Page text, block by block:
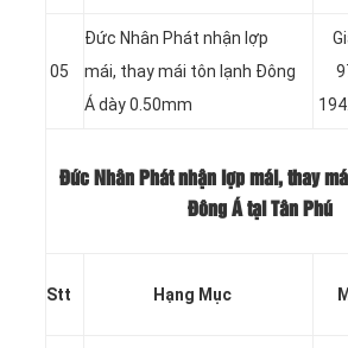
05
Đức Nhân Phát nhận lợp
mái, thay mái tôn lạnh Đông
Á dày 0.50mm
Đức Nhân Phát nhận lợp mái, thay
Đông Á tại Tân Phú
Stt Hạng Mục